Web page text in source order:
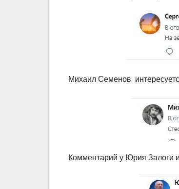
Михаил Семенов
Комментарий у Юрия Залоги